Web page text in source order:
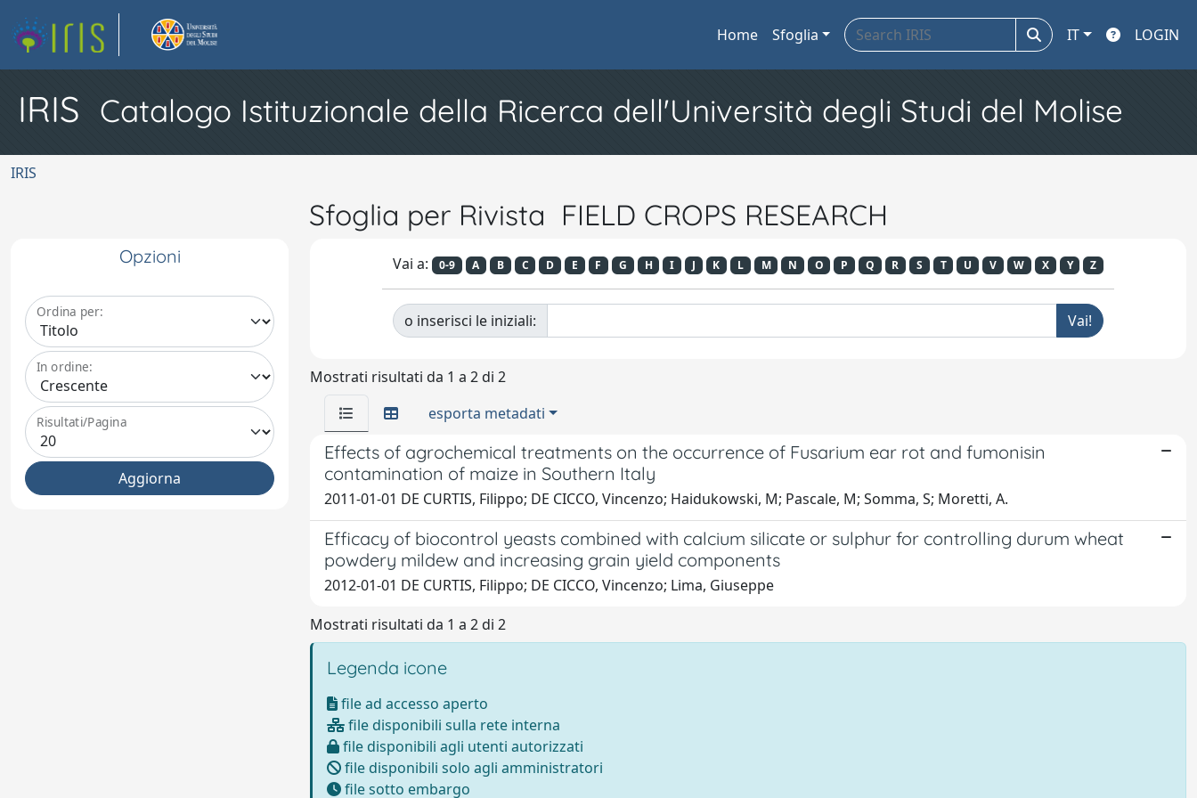
Home Sfoglia IT LOGIN
IRIS Catalogo Istituzionale della Ricerca dell'Università degli Studi del Molise
IRIS
Sfoglia per Rivista FIELD CROPS RESEARCH
Opzioni
Ordina per:
In ordine:
Risultati/Pagina
Vai a: 0-9 A B C D E F G H I J K L M N O P Q R S T U V W X Y Z
o inserisci le iniziali:
Mostrati risultati da 1 a 2 di 2
esporta metadati
Effects of agrochemical treatments on the occurrence of Fusarium ear rot and fumonisin
contamination of maize in Southern Italy
2011-01-01 DE CURTIS, Filippo; DE CICCO, Vincenzo; Haidukowski, M; Pascale, M; Somma, S; Moretti, A.
Efficacy of biocontrol yeasts combined with calcium silicate or sulphur for controlling durum wheat
powdery mildew and increasing grain yield components
2012-01-01 DE CURTIS, Filippo; DE CICCO, Vincenzo; Lima, Giuseppe
Mostrati risultati da 1 a 2 di 2
Legenda icone
file ad accesso aperto
file disponibili sulla rete interna
file disponibili agli utenti autorizzati
file disponibili solo agli amministratori
file sotto embargo